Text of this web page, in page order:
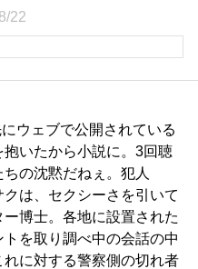
22
ウェブで公開されている
いたから小説に。3回聴
の沈黙だねぇ。犯人
クは、セクシーさを引いて
博士。各地に設置された
を取り調べ中の会話の中
に対する警察側の切れ者